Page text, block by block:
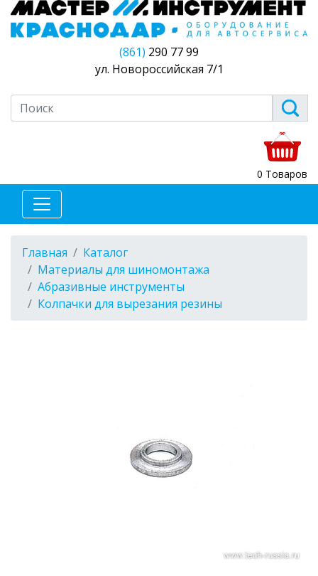
(861) 290 77 99
ул. Новороссийская 7/1
0 Товаров
Главная
Каталог
Материалы для шиномонтажа
Абразивные инструменты
Колпачки для вырезания резины